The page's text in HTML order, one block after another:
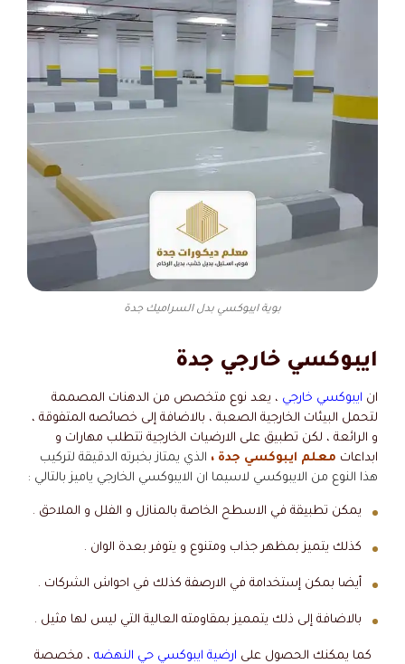
بوية ايبوكسي بدل السراميك جدة
ايبوكسي خارجي جدة
ان ايبوكسي خارجي ، يعد نوع متخصص من الدهنات المصممة
لتحمل البيئات الخارجية الصعبة ، بالاضافة إلى خصائصه المتفوقة ،
و الرائعة ، لكن تطبيق على الارضيات الخارجية تتطلب مهارات و
ابداعات معلم ايبوكسي جدة ، الذي يمتاز بخبرته الدقيقة لتركيب
هذا النوع من الايبوكسي لاسيما ان الايبوكسي الخارجي ياميز بالتالي :
يمكن تطبيقة في الاسطح الخاصة بالمنازل و الفلل و الملاحق .
كذلك يتميز بمظهر جذاب ومتنوع و يتوفر بعدة الوان .
أيضا بمكن إستخدامة في الارصفة كذلك في احواش الشركات .
بالاضافة إلى ذلك يتمميز بمقاومته العالية التي ليس لها مثيل .
كما يمكنك الحصول على ارضية ايبوكسي حي النهضه ، مخصصة